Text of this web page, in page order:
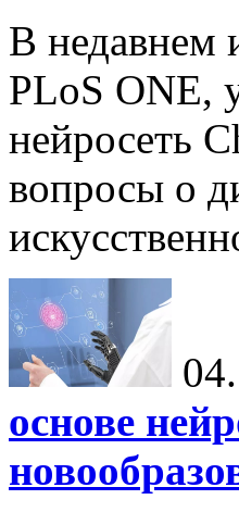
В недавнем
PLoS ONE,
нейросеть
вопросы о
основе